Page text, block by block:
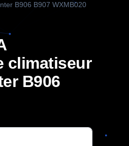
B906 B907 WXMB020
climatiseur
B906